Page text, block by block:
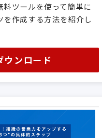
料ツールを使って簡単に
を作成する方法を紹介し
ウンロード